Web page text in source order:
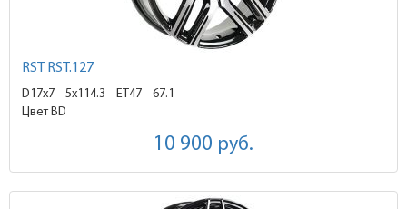
RST RST.127
D17x7 5x114.3 ET47
67.1
Цвет BD
10 900 руб.